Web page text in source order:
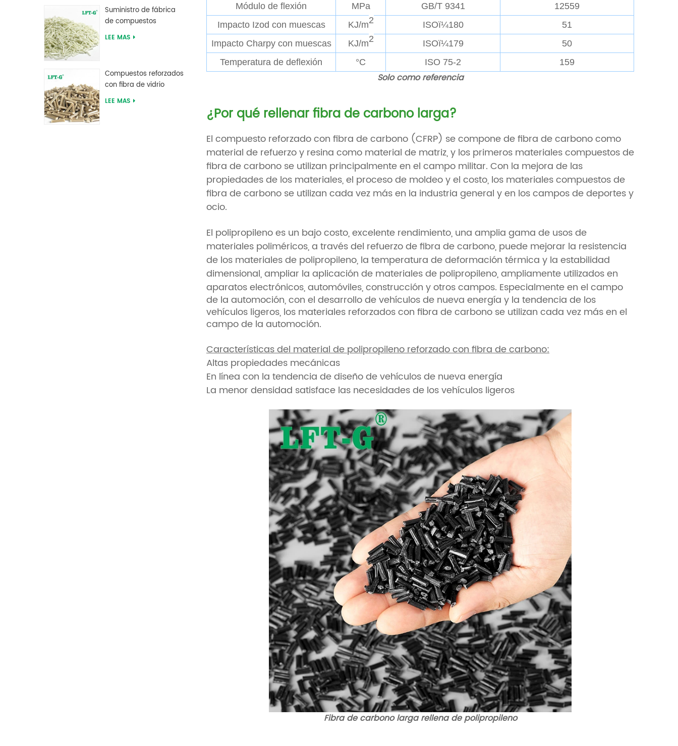
Suministro de fábrica
de compuestos
reforzados con fibra de
LEE MAS
Compuestos reforzados
con fibra de vidrio
larga de sulfuro de
LEE MAS
Módulo de flexión
MPa GB/T 9341
12559
Impacto Izod con muescas
KJ/m2 ISOï¼180
51
Impacto Charpy con muescas
KJ/m2 ISOï¼179
50
Temperatura de deflexión
°C ISO 75-2 159
Solo como referencia
¿Por qué rellenar fibra de carbono larga?
El compuesto reforzado con fibra de carbono (CFRP) se compone de fibra de carbono como
material de refuerzo y resina como material de matriz, y los primeros materiales compuestos de
fibra de carbono se utilizan principalmente en el campo militar. Con la mejora de las
propiedades de los materiales, el proceso de moldeo y el costo, los materiales compuestos de
fibra de carbono se utilizan cada vez más en la industria general y en los campos de deportes y
ocio.
El polipropileno es un bajo costo, excelente rendimiento, una amplia gama de usos de
materiales poliméricos, a través del refuerzo de fibra de carbono, puede mejorar la resistencia
de los materiales de polipropileno, la temperatura de deformación térmica y la estabilidad
dimensional, ampliar la aplicación de materiales de polipropileno, ampliamente utilizados en
aparatos electrónicos, automóviles, construcción y otros campos. Especialmente en el campo
de la automoción, con el desarrollo de vehículos de nueva energía y la tendencia de los
vehículos ligeros, los materiales reforzados con fibra de carbono se utilizan cada vez más en el
campo de la automoción.
Características del material de polipropileno reforzado con fibra de carbono:
Altas propiedades mecánicas
En línea con la tendencia de diseño de vehículos de nueva energía
La menor densidad satisface las necesidades de los vehículos ligeros
Fibra de carbono larga rellena de polipropileno